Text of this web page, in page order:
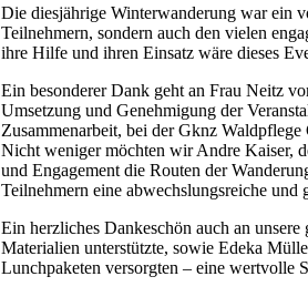
Die diesjährige Winterwanderung war ein
Teilnehmern, sondern auch den vielen
ihre Hilfe und ihren Einsatz wäre dieses
Ein besonderer Dank geht an Frau Neitz
Umsetzung und Genehmigung der
Zusammenarbeit, bei der Gknz
Nicht weniger möchten wir Andre Kaiser,
und Engagement die Routen der
Teilnehmern eine abwechslungsreiche und
Ein herzliches Dankeschön auch an
Materialien unterstützte, sowie Edeka
Lunchpaketen versorgten – eine wertvolle